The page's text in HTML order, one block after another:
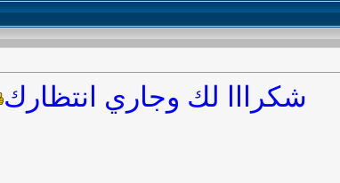
شكرااا لك وجاري انتظارك